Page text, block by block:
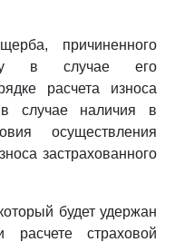
причиненного
в случае его
расчета износа
в случае наличия в
осуществления
застрахованного
будет удержан
расчете страховой